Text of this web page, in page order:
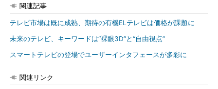
関連記事
テレビ市場は既に成熟、期待の有機ELテレビは価格が課題に
未来のテレビ、キーワードは“裸眼3D”と“自由視点”
スマートテレビの登場でユーザーインタフェースが多彩に
関連リンク